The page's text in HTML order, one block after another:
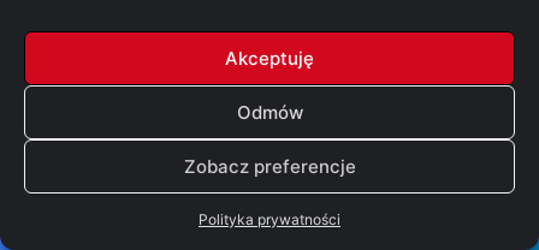
Akceptuję
Odmów
Zobacz preferencje
Polityka prywatności
Robert Snowp
s
z
e
:
10/08/2020 o 21:47
Nie trzeba było wielkiego sprytu, żeby
naskarżyć ojcu na nieprzytomnego
Tyriona. Karzeł podjął kilka działań, które